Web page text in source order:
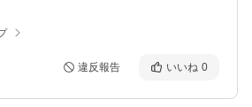
違反報告 いいね 0